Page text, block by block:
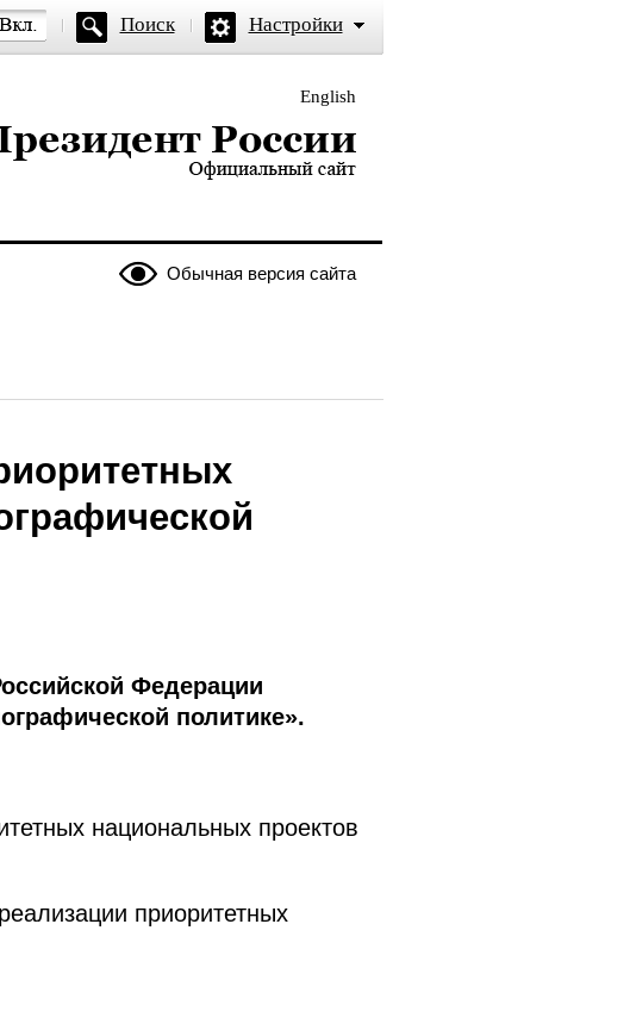
Поиск Настройки
English
России — официальный сайт
Обычная версия сайта
Федерации
политике».
национальных проектов
приоритетных